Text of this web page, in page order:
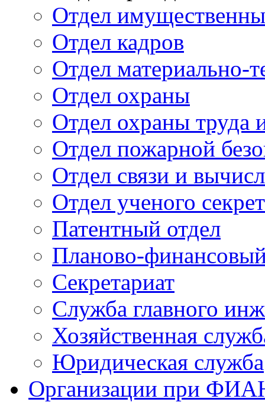
Отдел
Отдел кадров
Отдел материально-
Отдел охраны
Отдел охраны труда
Отдел пожарной
Отдел связи и
Отдел ученого
Патентный отдел
Планово-
Секретариат
Служба главного
Хозяйственная
Юридическая служба
Организации при